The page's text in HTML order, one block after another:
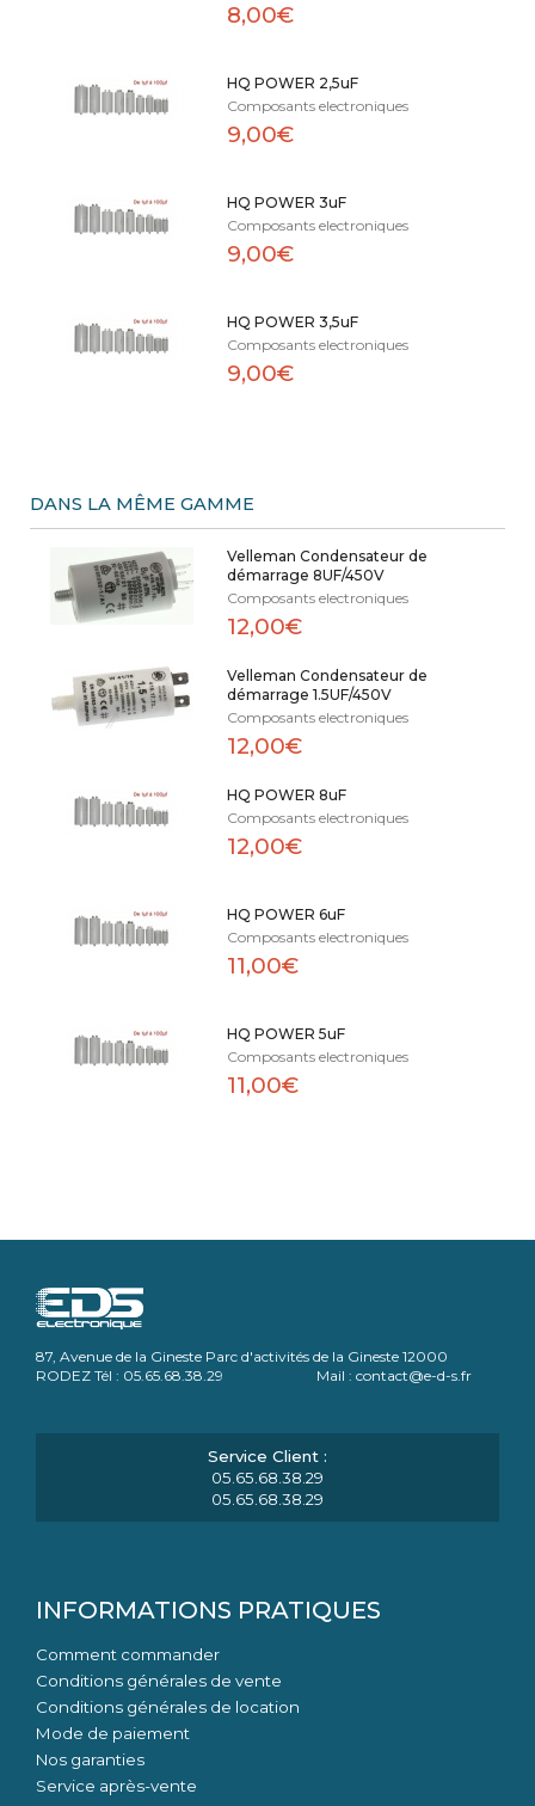
8,00€
HQ POWER 2,5uF
Composants electroniques
9,00€
HQ POWER 3uF
Composants electroniques
9,00€
HQ POWER 3,5uF
Composants electroniques
9,00€
DANS LA MÊME GAMME
Velleman Condensateur de
démarrage 8UF/450V
Composants electroniques
12,00€
Velleman Condensateur de
démarrage 1.5UF/450V
Composants electroniques
12,00€
HQ POWER 8uF
Composants electroniques
12,00€
HQ POWER 6uF
Composants electroniques
11,00€
HQ POWER 5uF
Composants electroniques
11,00€
87, Avenue de la Gineste Parc d'activités de la Gineste 12000
RODEZ Tél : 05.65.68.38.29 Mail : contact@e-d-s.fr
05.65.68.38.29
05.65.68.38.29
INFORMATIONS PRATIQUES
Comment commander
Conditions générales de vente
Conditions générales de location
Mode de paiement
Nos garanties
Service après-vente